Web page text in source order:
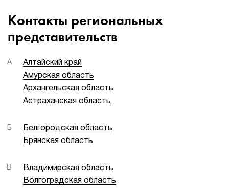
Контакты региональных
представительств
А
Алтайский край
Амурская область
Архангельская область
Астраханская область
Б
Белгородская область
Брянская область
В
Владимирская область
Волгоградская область